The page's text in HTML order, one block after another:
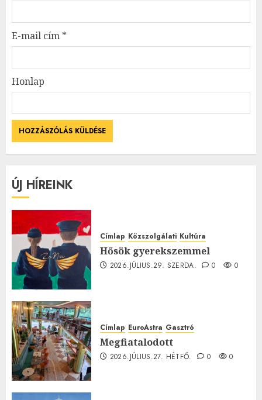
E-mail cím *
Honlap
ÚJ HÍREINK
Címlap Közszolgálati Kultúra
Hősök gyerekszemmel
2026.JÚLIUS.29. SZERDA. 0 0
Címlap EuroAstra Gasztró
Megfiatalodott
2026.JÚLIUS.27. HÉTFŐ. 0 0